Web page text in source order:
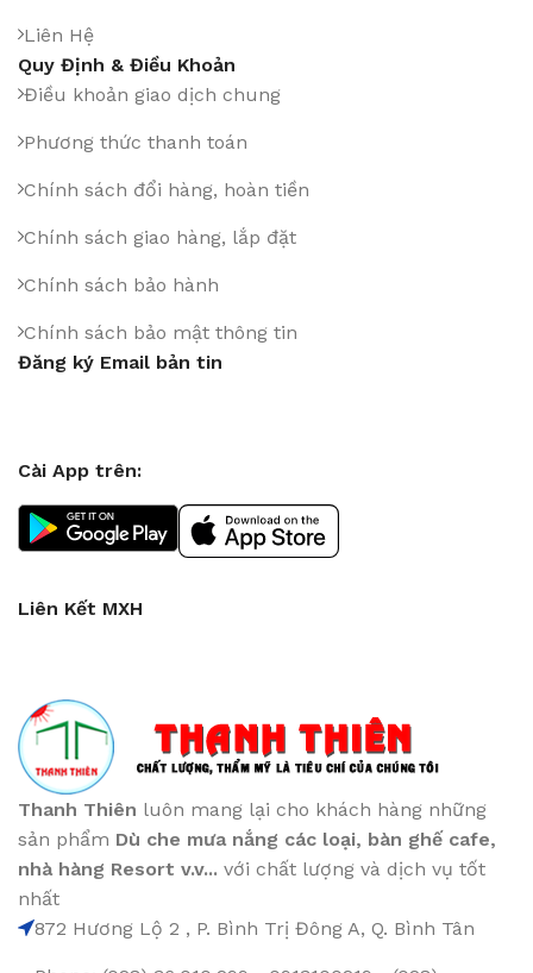
Liên Hệ
Quy Định & Điều Khoản
Điều khoản giao dịch chung
Phương thức thanh toán
Chính sách đổi hàng, hoàn tiền
Chính sách giao hàng, lắp đặt
Chính sách bảo hành
Chính sách bảo mật thông tin
Đăng ký Email bản tin
Cài App trên:
Liên Kết MXH
Thanh Thiên luôn mang lại cho khách hàng những
sản phẩm Dù che mưa nắng các loại, bàn ghế cafe,
nhà hàng Resort v.v... với chất lượng và dịch vụ tốt
nhất
872 Hương Lộ 2 , P. Bình Trị Đông A, Q. Bình Tân